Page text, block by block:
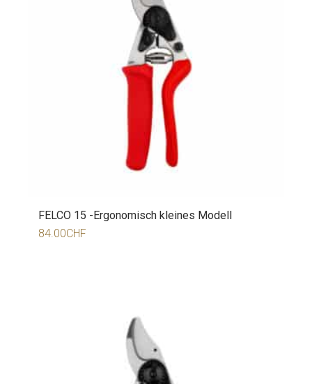
FELCO 15 -Ergonomisch kleines Modell
84.00CHF